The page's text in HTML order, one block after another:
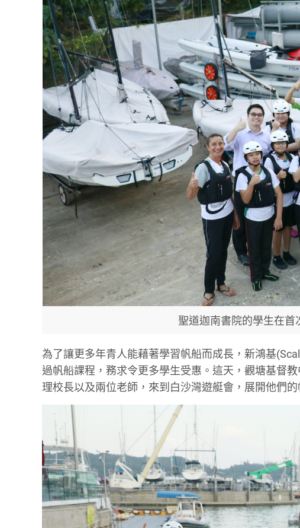
聖道迦南書院的學生在首
為了讓更多年青人能藉著學習帆船而成長，新鴻基
過帆船課程，務求令更多學生受惠。這天，觀塘基督
理校長以及兩位老師，來到白沙灣遊艇會，展開他們